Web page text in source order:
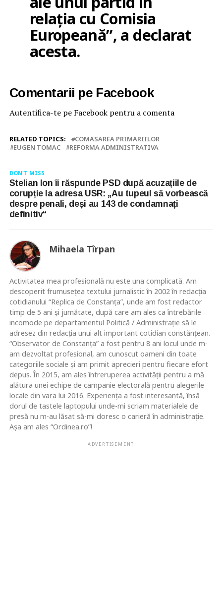
relația cu Comisia
Europeană”, a declarat
acesta.
Comentarii pe Facebook
Autentifica-te pe Facebook pentru a comenta
RELATED TOPICS:
COMASAREA PRIMARIILOR
EUGEN TOMAC
REFORMA ADMINISTRATIVA
DON'T MISS
Stelian Ion îi răspunde PSD după acuzațiile de
corupție la adresa USR: „Au tupeul să vorbească
despre penali, deși au 143 de condamnați
definitiv“
Mihaela Tîrpan
Activitatea mea profesională nu este una complicată. Am
descoperit frumusețea textului jurnalistic în 2002 în redacția
cotidianului “Replica de Constanța”, unde am fost redactor
timp de 5 ani și jumătate, după care am ales ca întrebările
incomode pe departamentul Politică / Administrație să le
adresez din redacția unui alt important cotidian constănțean.
“Observator de Constanța” a fost pentru 8 ani locul unde m-
am dezvoltat profesional, am cunoscut oameni din toate
categoriile sociale și am primit aprecieri pentru fiecare efort
depus. În 2015, am ales întreruperea activității pentru a mă
alătura unei echipe de campanie electorală pentru alegerile
locale din vara lui 2016. Experiența a fost interesantă, însă
dorul de tastele laptopului unde-mi scriam materialele de
presă nu m-au lăsat să-mi doresc o carieră în administrație.
Așa am ales “Ordinea.ro”!
ADVERTISEMENT